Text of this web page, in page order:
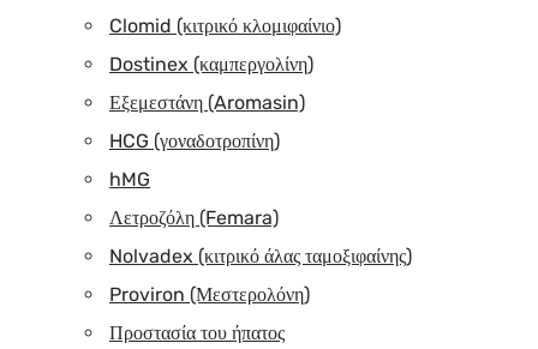
Clomid (κιτρικό κλομιφαίνιο)
Dostinex (καμπεργολίνη)
Εξεμεστάνη (Aromasin)
HCG (γοναδοτροπίνη)
hMG
Λετροζόλη (Femara)
Nolvadex (κιτρικό άλας ταμοξιφαίνης)
Proviron (Μεστερολόνη)
Προστασία του ήπατος